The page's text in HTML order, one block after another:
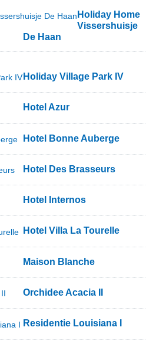
Holiday Home
Vissershuisje
De Haan
Holiday Village Park IV
Hotel Azur
Hotel Bonne Auberge
Hotel Des Brasseurs
Hotel Internos
Hotel Villa La Tourelle
Maison Blanche
Orchidee Acacia II
Residentie Louisiana I